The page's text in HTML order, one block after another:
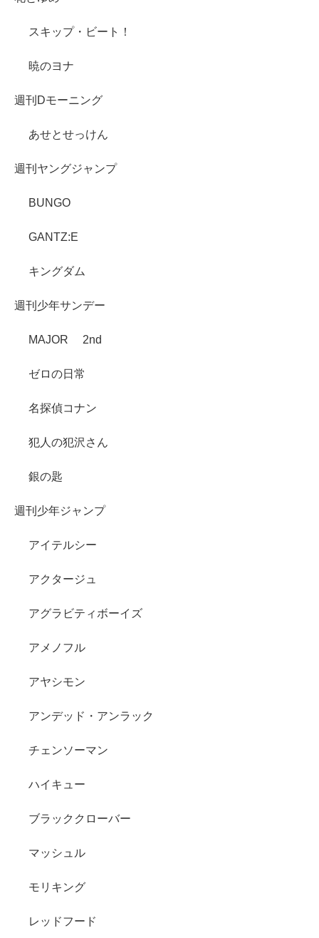
スキップ・ビート！
暁のヨナ
週刊Dモーニング
あせとせっけん
週刊ヤングジャンプ
BUNGO
GANTZ:E
キングダム
週刊少年サンデー
MAJOR 2nd
ゼロの日常
名探偵コナン
犯人の犯沢さん
銀の匙
週刊少年ジャンプ
アイテルシー
アクタージュ
アグラビティボーイズ
アメノフル
アヤシモン
アンデッド・アンラック
チェンソーマン
ハイキュー
ブラッククローバー
マッシュル
モリキング
レッドフード